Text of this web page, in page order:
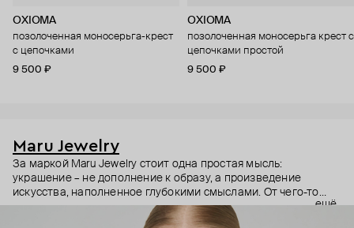
OXIOMA
позолоченная моносерьга-крест
с цепочками
9 500 ₽
OXIOMA
позолоченная моносерьга крест с
цепочками простой
9 500 ₽
Maru Jewelry
За маркой Maru Jewelry стоит одна простая мысль:
украшение – не дополнение к образу, а произведение
искусства, наполненное глубокими смыслами. От чего-то
очень личного – любви к своему телу – до масштабного –
открытости миру и другим культурам. Основательница
ещё